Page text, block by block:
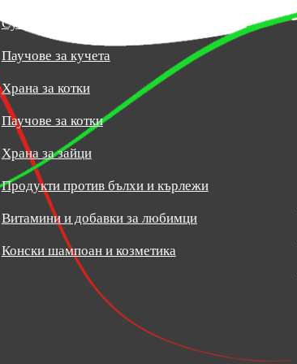
Суха храна за кучета
Паучове за кучета
Храна за котки
Паучове за котки
Храна за зайци
Продукти против бълхи и кърлежи
Витамини и добавки за любимци
Конски шампоан и козметика